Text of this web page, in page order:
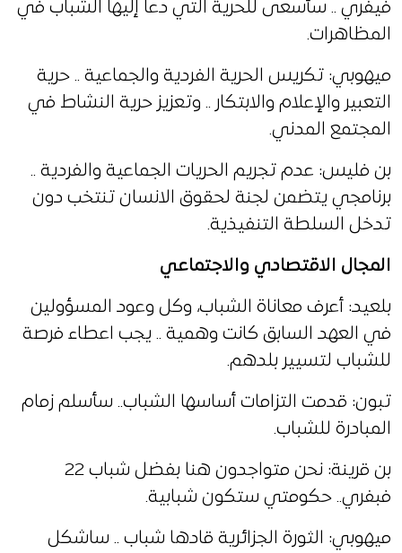
فيفري .. سأسعى للحرية التي دعا إليها الشباب في
المظاهرات.
ميهوبي: تكريس الحرية الفردية والجماعية .. حرية
التعبير والإعلام والابتكار .. وتعزيز حرية النشاط في
المجتمع المدني.
بن فليس: عدم تجريم الحريات الجماعية والفردية ..
برنامجي يتضمن لجنة لحقوق الانسان تنتخب دون
تدخل السلطة التنفيذية.
المجال الاقتصادي والاجتماعي
بلعيد: أعرف معاناة الشباب، وكل وعود المسؤولين
في العهد السابق كانت وهمية .. يجب اعطاء فرصة
للشباب لتسيير بلدهم.
تبون: قدمت التزامات أساسها الشباب.. سأسلم زمام
المبادرة للشباب.
بن قرينة: نحن متواجدون هنا بفضل شباب 22
فبفري.. حكومتي ستكون شبابية.
ميهوبي: الثورة الجزائرية قادها شباب .. ساشكل